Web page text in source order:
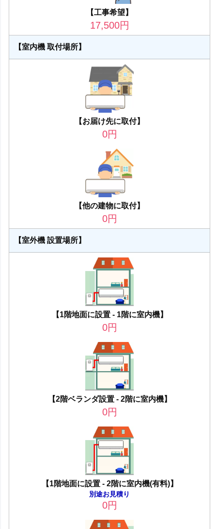
【工事希望】
17,500円
【室内機 取付場所】
【お届け先に取付】
0円
【他の建物に取付】
0円
【室外機 設置場所】
【1階地面に設置 - 1階に室内機】
0円
【2階ベランダ設置 - 2階に室内機】
0円
【1階地面に設置 - 2階に室内機(有料)】
別途お見積り
0円